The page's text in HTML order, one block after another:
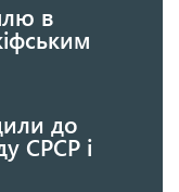
в
до
СРСР і